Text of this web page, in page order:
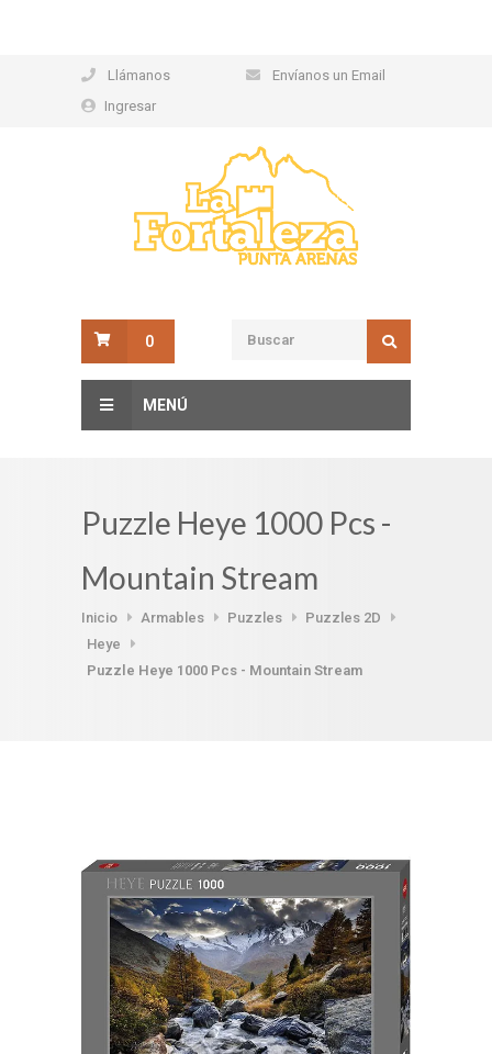
Llámanos
Envíanos un Email
Ingresar
0
MENÚ
Puzzle Heye 1000 Pcs -
Mountain Stream
Inicio Armables Puzzles
Puzzles 2D
Heye
Puzzle Heye 1000 Pcs - Mountain Stream